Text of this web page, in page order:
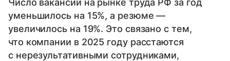
Число вакансий на рынке труда РФ за год
уменьшилось на 15%, а резюме —
увеличилось на 19%. Это связано с тем,
что компании в 2025 году расстаются
с нерезультативными сотрудниками,